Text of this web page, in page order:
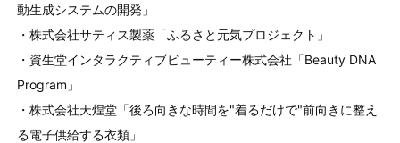
動生成システムの開発」
・株式会社サティス製薬「ふるさと元気プロジェクト」
・資生堂インタラクティブビューティー株式会社「Beauty DNA
Program」
・株式会社天煌堂「後ろ向きな時間を"着るだけで"前向きに整え
る電子供給する衣類」